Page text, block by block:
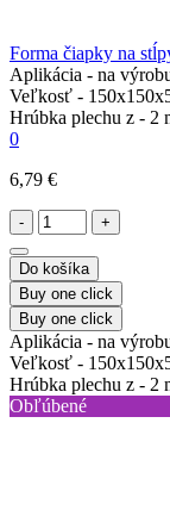
Forma čiapky na
Aplikácia - na
Veľkosť -
Hrúbka plechu z - 2
0
6,79 €
- +
Do košíka
Buy one click
Buy one click
Aplikácia - na
Veľkosť -
Hrúbka plechu z - 2
Obľúbené